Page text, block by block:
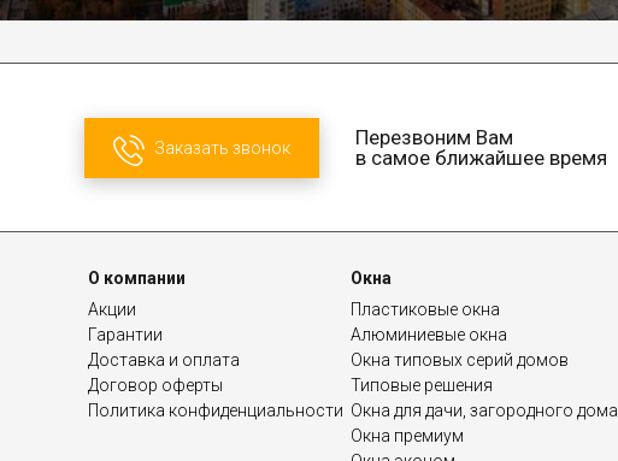
Заказать звонок
Перезвоним Вам
в самое ближайшее время
О компании
Акции
Гарантии
Доставка и оплата
Договор оферты
Политика конфиденциальности
Окна
Пластиковые окна
Алюминиевые окна
Окна типовых серий домов
Типовые решения
Окна для дачи, загородного дома
Окна премиум